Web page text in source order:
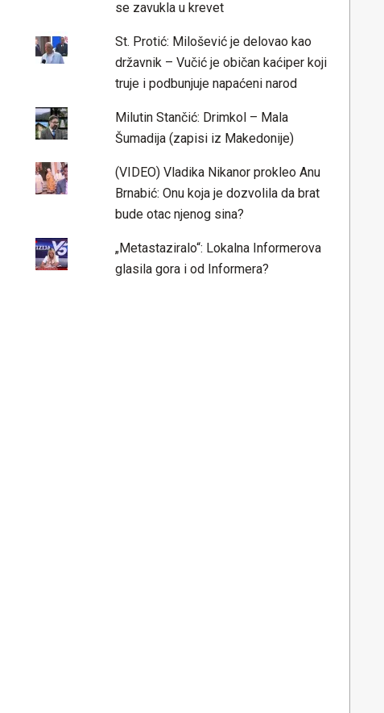
se zavukla u krevet
St. Protić: Milošević je delovao kao
državnik – Vučić je običan kaćiper koji
truje i podbunjuje napaćeni narod
Milutin Stančić: Drimkol – Mala
Šumadija (zapisi iz Makedonije)
(VIDEO) Vladika Nikanor prokleo Anu
Brnabić: Onu koja je dozvolila da brat
bude otac njenog sina?
„Metastaziralo“: Lokalna Informerova
glasila gora i od Informera?